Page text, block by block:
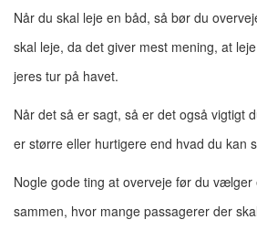
Når du skal leje en båd, så bør du
skal leje, da det giver mest mening, at
jeres tur på havet.
Når det så er sagt, så er det også vigtigt
er større eller hurtigere end hvad du kan
Nogle gode ting at overveje før du
sammen, hvor mange passagerer der